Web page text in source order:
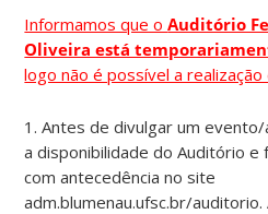
Informamos que oAuditório
Oliveira está
logo não é possível a
1. Antes de divulgar um
a disponibilidade do Auditório e
com antecedência no site
adm.blumenau.ufsc.br/auditorio